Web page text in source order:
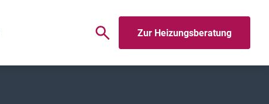
Zur Heizungsberatung